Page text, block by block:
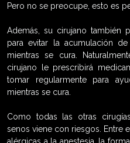
Pero no se preocupe, esto es
Además, su cirujano también
para evitar la acumulación
mientras se cura.
cirujano le prescribirá
tomar regularmente para
mientras se cura.
Como todas las otras
senos viene con riesgos. Entre
alérgicas a la anestesia, la